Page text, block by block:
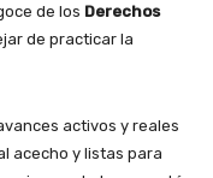
de los Derechos
de practicar la
activos y reales
acecho y listas para